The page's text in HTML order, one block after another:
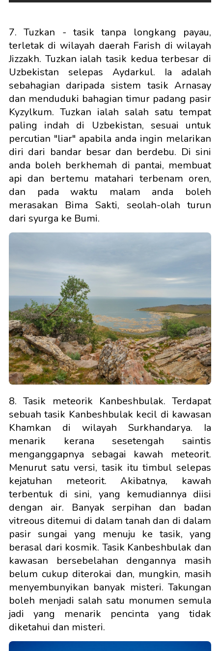
7. Tuzkan - tasik tanpa longkang payau,
terletak di wilayah daerah Farish di wilayah
Jizzakh. Tuzkan ialah tasik kedua terbesar di
Uzbekistan selepas Aydarkul. Ia adalah
sebahagian daripada sistem tasik Arnasay
dan menduduki bahagian timur padang pasir
Kyzylkum. Tuzkan ialah salah satu tempat
paling indah di Uzbekistan, sesuai untuk
percutian "liar" apabila anda ingin melarikan
diri dari bandar besar dan berdebu. Di sini
anda boleh berkhemah di pantai, membuat
api dan bertemu matahari terbenam oren,
dan pada waktu malam anda boleh
merasakan Bima Sakti, seolah-olah turun
dari syurga ke Bumi.
8. Tasik meteorik Kanbeshbulak. Terdapat
sebuah tasik Kanbeshbulak kecil di kawasan
Khamkan di wilayah Surkhandarya. Ia
menarik kerana sesetengah saintis
menganggapnya sebagai kawah meteorit.
Menurut satu versi, tasik itu timbul selepas
kejatuhan meteorit. Akibatnya, kawah
terbentuk di sini, yang kemudiannya diisi
dengan air. Banyak serpihan dan badan
vitreous ditemui di dalam tanah dan di dalam
pasir sungai yang menuju ke tasik, yang
berasal dari kosmik. Tasik Kanbeshbulak dan
kawasan bersebelahan dengannya masih
belum cukup diterokai dan, mungkin, masih
menyembunyikan banyak misteri. Takungan
boleh menjadi salah satu monumen semula
jadi yang menarik pencinta yang tidak
diketahui dan misteri.